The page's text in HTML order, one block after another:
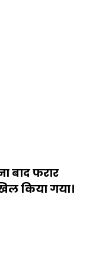
बाद फरार
किया गया।